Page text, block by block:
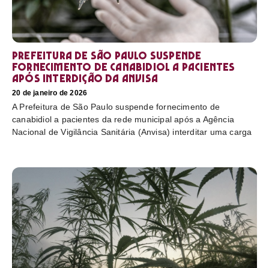
Prefeitura de São Paulo suspende
fornecimento de canabidiol a pacientes
após interdição da Anvisa
20 de janeiro de 2026
A Prefeitura de São Paulo suspende fornecimento de
canabidiol a pacientes da rede municipal após a Agência
Nacional de Vigilância Sanitária (Anvisa) interditar uma carga